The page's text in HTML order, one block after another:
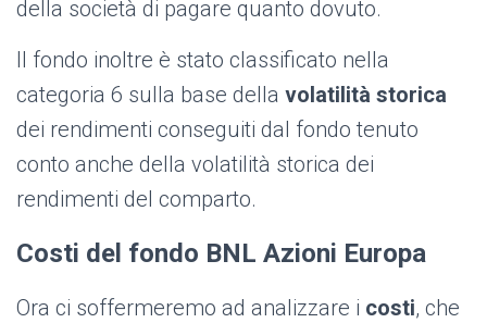
della società di pagare quanto dovuto.
Il fondo inoltre è stato classificato nella
categoria 6 sulla base della volatilità storica
dei rendimenti conseguiti dal fondo tenuto
conto anche della volatilità storica dei
rendimenti del comparto.
Costi del fondo BNL Azioni Europa
Ora ci soffermeremo ad analizzare i costi, che